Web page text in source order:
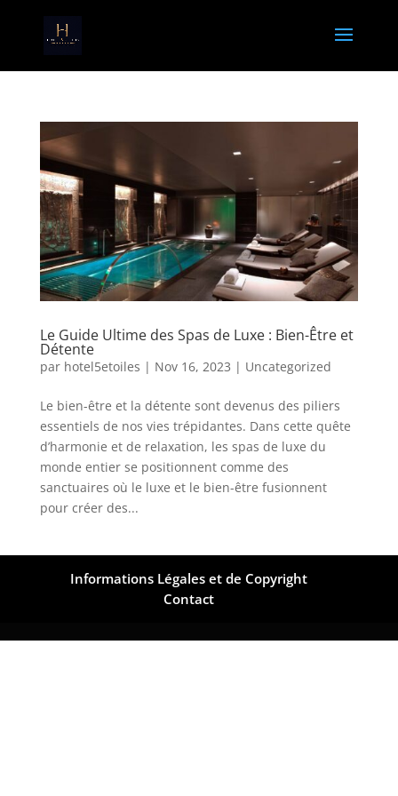
Le Guide Ultime des Spas de Luxe : Bien-Être et
Détente
par hotel5etoiles | Nov 16, 2023 | Uncategorized
Le bien-être et la détente sont devenus des piliers
essentiels de nos vies trépidantes. Dans cette quête
d’harmonie et de relaxation, les spas de luxe du
monde entier se positionnent comme des
sanctuaires où le luxe et le bien-être fusionnent
pour créer des...
Informations Légales et de Copyright
Contact